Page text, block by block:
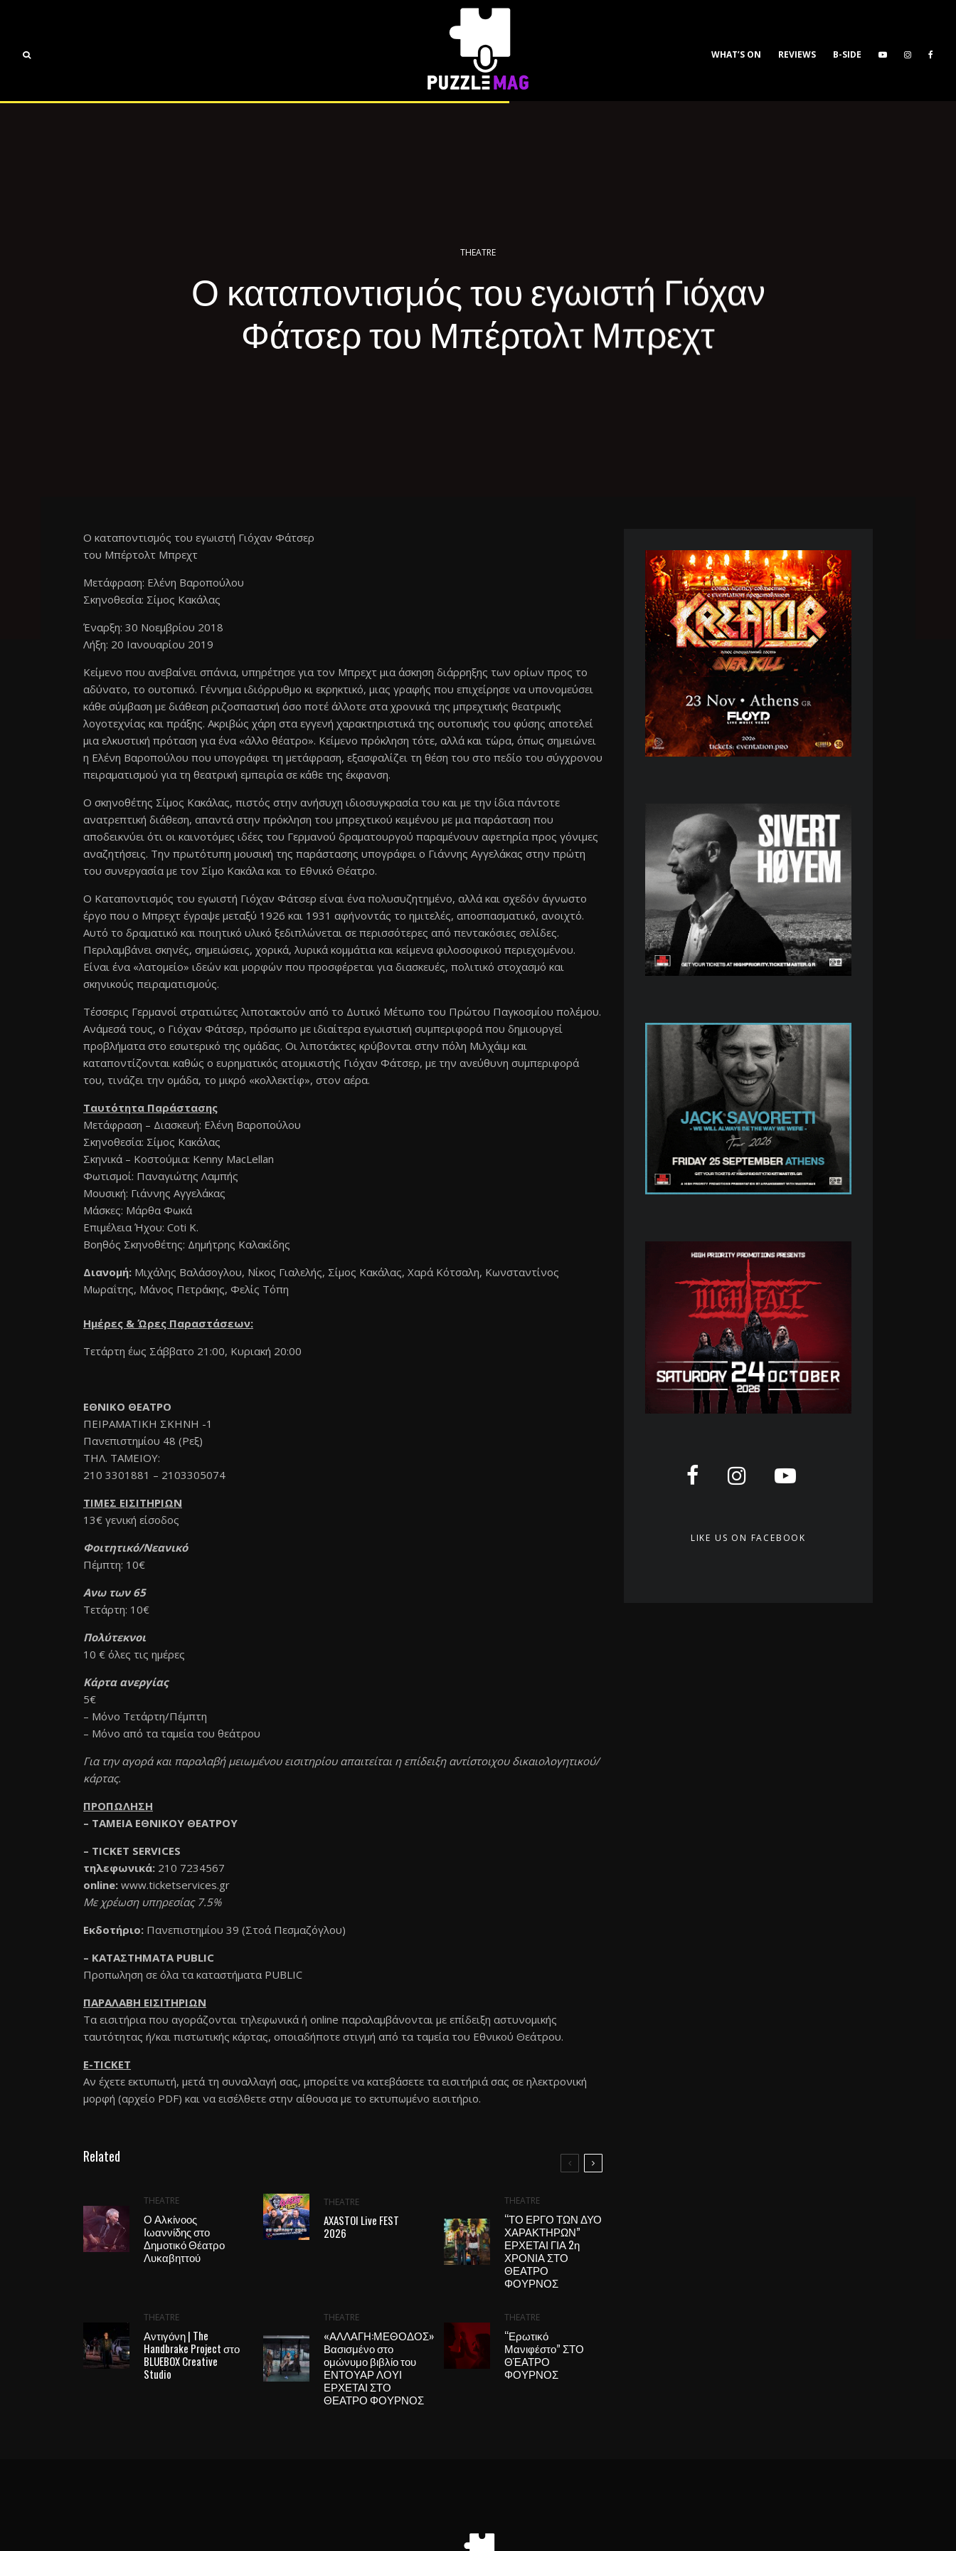
B-SIDE
REVIEWS
WHAT’S ON
THEATRE
Ο καταποντισμός του εγωιστή Γιόχαν
Φάτσερ του Μπέρτολτ Μπρεχτ
Ο καταποντισμός του εγωιστή Γιόχαν Φάτσερ
του Μπέρτολτ Μπρεχτ
Μετάφραση: Ελένη Βαροπούλου
Σκηνοθεσία: Σίμος Κακάλας
Έναρξη: 30 Νοεμβρίου 2018
Λήξη: 20 Ιανουαρίου 2019
Κείμενο που ανεβαίνει σπάνια, υπηρέτησε για τον Μπρεχτ μια άσκηση διάρρηξης των ορίων προς το
αδύνατο, το ουτοπικό. Γέννημα ιδιόρρυθμο κι εκρηκτικό, μιας γραφής που επιχείρησε να υπονομεύσει
κάθε σύμβαση με διάθεση ριζοσπαστική όσο ποτέ άλλοτε στα χρονικά της μπρεχτικής θεατρικής
λογοτεχνίας και πράξης. Ακριβώς χάρη στα εγγενή χαρακτηριστικά της ουτοπικής του φύσης αποτελεί
μια ελκυστική πρόταση για ένα «άλλο θέατρο». Κείμενο πρόκληση τότε, αλλά και τώρα, όπως σημειώνει
η Ελένη Βαροπούλου που υπογράφει τη μετάφραση, εξασφαλίζει τη θέση του στο πεδίο του σύγχρονου
πειραματισμού για τη θεατρική εμπειρία σε κάθε της έκφανση.
Ο σκηνοθέτης Σίμος Κακάλας, πιστός στην ανήσυχη ιδιοσυγκρασία του και με την ίδια πάντοτε
ανατρεπτική διάθεση, απαντά στην πρόκληση του μπρεχτικού κειμένου με μια παράσταση που
αποδεικνύει ότι οι καινοτόμες ιδέες του Γερμανού δραματουργού παραμένουν αφετηρία προς γόνιμες
αναζητήσεις. Την πρωτότυπη μουσική της παράστασης υπογράφει ο Γιάννης Αγγελάκας στην πρώτη
του συνεργασία με τον Σίμο Κακάλα και το Εθνικό Θέατρο.
Ο Καταποντισμός του εγωιστή Γιόχαν Φάτσερ είναι ένα πολυσυζητημένο, αλλά και σχεδόν άγνωστο
έργο που ο Μπρεχτ έγραψε μεταξύ 1926 και 1931 αφήνοντάς το ημιτελές, αποσπασματικό, ανοιχτό.
Αυτό το δραματικό και ποιητικό υλικό ξεδιπλώνεται σε περισσότερες από πεντακόσιες σελίδες.
Περιλαμβάνει σκηνές, σημειώσεις, χορικά, λυρικά κομμάτια και κείμενα φιλοσοφικού περιεχομένου.
Είναι ένα «λατομείο» ιδεών και μορφών που προσφέρεται για διασκευές, πολιτικό στοχασμό και
σκηνικούς πειραματισμούς.
Τέσσερις Γερμανοί στρατιώτες λιποτακτούν από το Δυτικό Μέτωπο του Πρώτου Παγκοσμίου πολέμου.
Ανάμεσά τους, ο Γιόχαν Φάτσερ, πρόσωπο με ιδιαίτερα εγωιστική συμπεριφορά που δημιουργεί
προβλήματα στο εσωτερικό της ομάδας. Οι λιποτάκτες κρύβονται στην πόλη Μιλχάιμ και
καταποντίζονται καθώς ο ευρηματικός ατομικιστής Γιόχαν Φάτσερ, με την ανεύθυνη συμπεριφορά
του, τινάζει την ομάδα, το μικρό «κολλεκτίφ», στον αέρα.
Ταυτότητα Παράστασης
Μετάφραση – Διασκευή: Ελένη Βαροπούλου
Σκηνοθεσία: Σίμος Κακάλας
Σκηνικά – Κοστούμια: Kenny MacLellan
Φωτισμοί: Παναγιώτης Λαμπής
Μουσική: Γιάννης Αγγελάκας
Μάσκες: Μάρθα Φωκά
Επιμέλεια Ήχου: Coti Κ.
Βοηθός Σκηνοθέτης: Δημήτρης Καλακίδης
Διανομή: Μιχάλης Βαλάσογλου, Νίκος Γιαλελής, Σίμος Κακάλας, Χαρά Κότσαλη, Κωνσταντίνος
Μωραΐτης, Μάνος Πετράκης, Φελίς Τόπη
Ημέρες & Ώρες Παραστάσεων:
Τετάρτη έως Σάββατο 21:00, Κυριακή 20:00
ΕΘΝΙΚΟ ΘΕΑΤΡΟ
ΠΕΙΡΑΜΑΤΙΚΗ ΣΚΗΝΗ -1
Πανεπιστημίου 48 (Ρεξ)
ΤΗΛ. ΤΑΜΕΙΟΥ:
210 3301881 – 2103305074
ΤΙΜΕΣ ΕΙΣΙΤΗΡΙΩΝ
13€ γενική είσοδος
Φοιτητικό/Νεανικό
Πέμπτη: 10€
Ανω των 65
Τετάρτη: 10€
Πολύτεκνοι
10 € όλες τις ημέρες
Κάρτα ανεργίας
5€
– Μόνο Τετάρτη/Πέμπτη
– Μόνο από τα ταμεία του θεάτρου
Για την αγορά και παραλαβή μειωμένου εισιτηρίου απαιτείται η επίδειξη αντίστοιχου δικαιολογητικού/
κάρτας.
ΠΡΟΠΩΛΗΣΗ
– ΤΑΜΕΙΑ ΕΘΝΙΚΟΥ ΘΕΑΤΡΟΥ
– TICKET SERVICES
τηλεφωνικά: 210 7234567
online: www.ticketservices.gr
Με χρέωση υπηρεσίας 7.5%
Εκδοτήριο: Πανεπιστημίου 39 (Στοά Πεσμαζόγλου)
– ΚΑΤΑΣΤΗΜΑΤΑ PUBLIC
Προπωληση σε όλα τα καταστήματα PUBLIC
ΠΑΡΑΛΑΒΗ ΕΙΣΙΤΗΡΙΩΝ
Τα εισιτήρια που αγοράζονται τηλεφωνικά ή οnline παραλαμβάνονται με επίδειξη αστυνομικής
ταυτότητας ή/και πιστωτικής κάρτας, οποιαδήποτε στιγμή από τα ταμεία του Εθνικού Θεάτρου.
E-TICKET
Αν έχετε εκτυπωτή, μετά τη συναλλαγή σας, μπορείτε να κατεβάσετε τα εισιτήριά σας σε ηλεκτρονική
μορφή (αρχείο PDF) και να εισέλθετε στην αίθουσα με το εκτυπωμένο εισιτήριο.
Related
THEATRE
Ο Αλκίνοος
Ιωαννίδης στο
Δημοτικό Θέατρο
Λυκαβηττού
THEATRE
AXASTOI Live FEST
2026
THEATRE
“ΤΟ ΕΡΓΟ ΤΩΝ ΔΥΟ
ΧΑΡΑΚΤΗΡΩΝ”
ΕΡΧΕΤΑΙ ΓΙΑ 2η
ΧΡΟΝΙΑ ΣΤΟ
ΘΕΑΤΡΟ
ΦΟΥΡΝΟΣ
THEATRE
Αντιγόνη | The
Handbrake Project στο
BLUEBOX Creative
Studio
THEATRE
«ΑΛΛΑΓΗ:ΜΕΘΟΔΟΣ»
Βασισμένο στο
ομώνυμο βιβλίο του
ΕΝΤΟΥΑΡ ΛΟΥΙ
ΕΡΧΕΤΑΙ ΣΤΟ
ΘΕΑΤΡΟ ΦΟΥΡΝΟΣ
THEATRE
“Ερωτικό
Μανιφέστο” ΣΤΟ
ΘΈΑΤΡΟ
ΦΟΥΡΝΟΣ
LIKE US ON FACEBOOK